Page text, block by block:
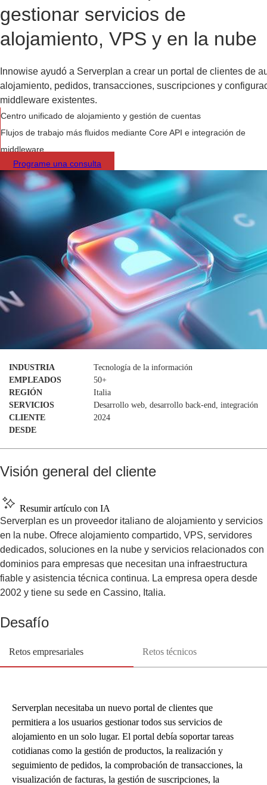
gestionar servicios de
alojamiento, VPS y en la nube
Innowise ayudó a Serverplan a crear un portal de clientes de
alojamiento, pedidos, transacciones, suscripciones y
middleware existentes.
Centro unificado de alojamiento y gestión de cuentas
Flujos de trabajo más fluidos mediante Core API e integración de
middleware
Programe una consulta
INDUSTRIA
Tecnología de la información
EMPLEADOS
50+
REGIÓN
Italia
SERVICIOS
Desarrollo web, desarrollo back-end, integración
CLIENTE
DESDE
2024
Visión general del cliente
Resumir artículo con IA
Serverplan es un proveedor italiano de alojamiento y servicios
en la nube. Ofrece alojamiento compartido, VPS, servidores
dedicados, soluciones en la nube y servicios relacionados con
dominios para empresas que necesitan una infraestructura
fiable y asistencia técnica continua. La empresa opera desde
2002 y tiene su sede en Cassino, Italia.
Desafío
Retos empresariales Retos técnicos
Serverplan necesitaba un nuevo portal de clientes que
permitiera a los usuarios gestionar todos sus servicios de
alojamiento en un solo lugar. El portal debía soportar tareas
cotidianas como la gestión de productos, la realización y
seguimiento de pedidos, la comprobación de transacciones, la
visualización de facturas, la gestión de suscripciones, la